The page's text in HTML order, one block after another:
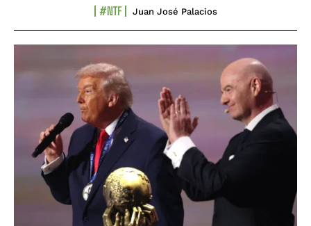
#NTF Juan José Palacios